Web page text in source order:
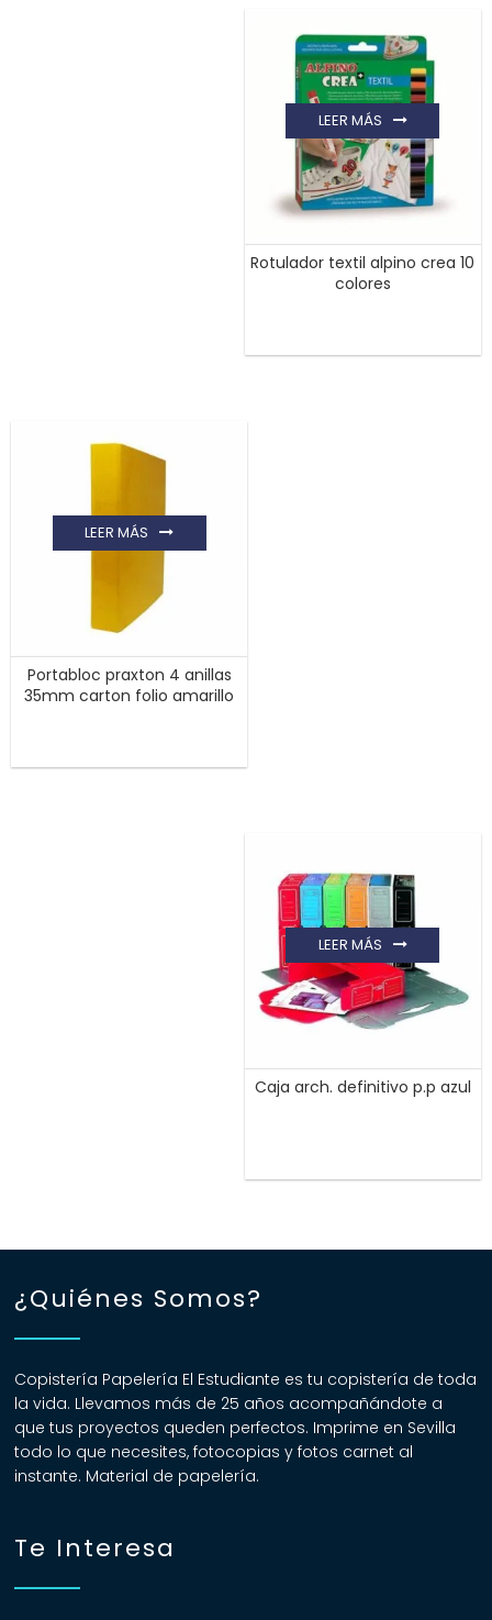
Rotulador textil alpino crea 10
colores
LEER MÁS
Portabloc praxton 4 anillas
35mm carton folio amarillo
LEER MÁS
Caja arch. definitivo p.p azul
LEER MÁS
¿Quiénes Somos?
Copistería Papelería El Estudiante es tu copistería de toda
la vida. Llevamos más de 25 años acompañándote a
que tus proyectos queden perfectos. Imprime en Sevilla
todo lo que necesites, fotocopias y fotos carnet al
instante. Material de papelería.
Te Interesa